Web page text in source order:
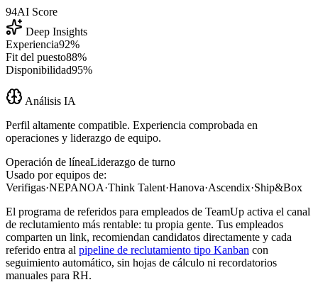
94AI Score
Deep Insights
Experiencia92%
Fit del puesto88%
Disponibilidad95%
Análisis IA
Perfil altamente compatible. Experiencia comprobada en
operaciones y liderazgo de equipo.
Operación de líneaLiderazgo de turno
Usado por equipos de:
Verifigas·NEPANOA·Think Talent·Hanova·Ascendix·Ship&Box
El programa de referidos para empleados de TeamUp activa el canal
de reclutamiento más rentable: tu propia gente. Tus empleados
comparten un link, recomiendan candidatos directamente y cada
referido entra al pipeline de reclutamiento tipo Kanban con
seguimiento automático, sin hojas de cálculo ni recordatorios
manuales para RH.